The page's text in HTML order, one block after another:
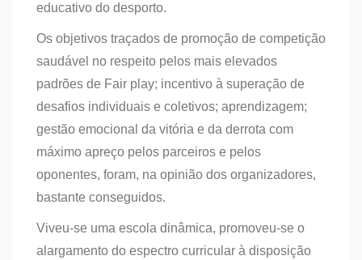
educativo do desporto.
Os objetivos traçados de promoção de competição
saudável no respeito pelos mais elevados
padrões de Fair play; incentivo à superação de
desafios individuais e coletivos; aprendizagem;
gestão emocional da vitória e da derrota com
máximo apreço pelos parceiros e pelos
oponentes, foram, na opinião dos organizadores,
bastante conseguidos.
Viveu-se uma escola dinâmica, promoveu-se o
alargamento do espectro curricular à disposição